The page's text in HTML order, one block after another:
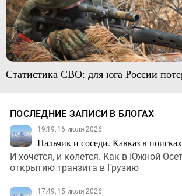
Статистика СВО: для юга России
ПОСЛЕДНИЕ ЗАПИСИ В БЛОГАХ
19:19, 16 июля 2026
Нальчик и соседи. Кавказ в
И хочется, и колется. Как в Южной
открытию транзита в Грузию
17:49, 15 июля 2026